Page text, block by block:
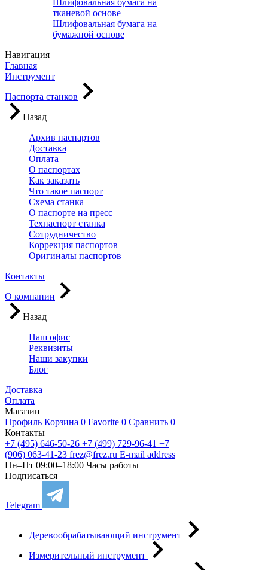
Шлифовальная бумага на
тканевой основе
Шлифовальная бумага на
бумажной основе
Навигация
Главная
Инструмент
Паспорта станков
Назад
Архив паспартов
Доставка
Оплата
О паспортах
Как заказать
Что такое паспорт
Схема станка
О паспорте на пресс
Техпаспорт станка
Сотрудничество
Коррекция паспортов
Оригиналы паспортов
Контакты
О компании
Назад
Наш офис
Реквизиты
Наши закупки
Блог
Доставка
Оплата
Магазин
Профиль Корзина 0 Favorite 0 Сравнить 0
Контакты
+7 (495) 646-50-26 +7 (499) 729-96-41 +7
(906) 063-41-23 frez@frez.ru E-mail address
Пн–Пт 09:00–18:00 Часы работы
Подписаться
Telegram
Деревообрабатывающий инструмент
Измерительный инструмент